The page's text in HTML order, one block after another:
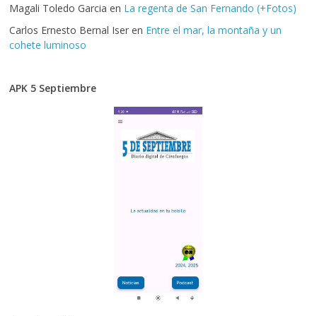
Magali Toledo Garcia en La regenta de San Fernando (+Fotos)
Carlos Ernesto Bernal Iser en Entre el mar, la montaña y un
cohete luminoso
APK 5 Septiembre